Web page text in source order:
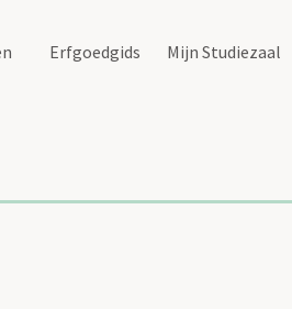
Erfgoedgids Mijn Studiezaal